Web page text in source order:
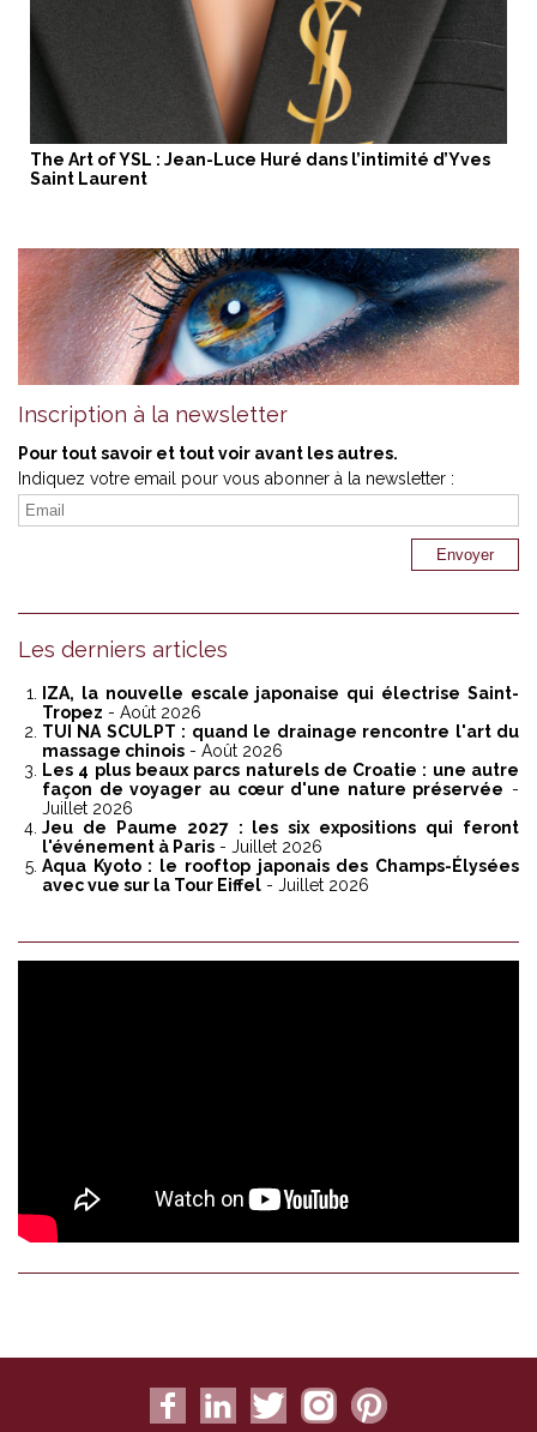
The Art of YSL : Jean-Luce Huré dans l’intimité d’Yves
Saint Laurent
Inscription à la newsletter
Pour tout savoir et tout voir avant les autres.
Indiquez votre email pour vous abonner à la newsletter :
Les derniers articles
IZA, la nouvelle escale japonaise qui électrise Saint-
Tropez - Août 2026
TUI NA SCULPT : quand le drainage rencontre l'art du
massage chinois - Août 2026
Les 4 plus beaux parcs naturels de Croatie : une autre
façon de voyager au cœur d'une nature préservée -
Juillet 2026
Jeu de Paume 2027 : les six expositions qui feront
l'événement à Paris - Juillet 2026
Aqua Kyoto : le rooftop japonais des Champs-Élysées
avec vue sur la Tour Eiffel - Juillet 2026